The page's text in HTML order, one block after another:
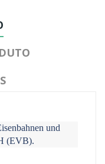
und
(EVB).